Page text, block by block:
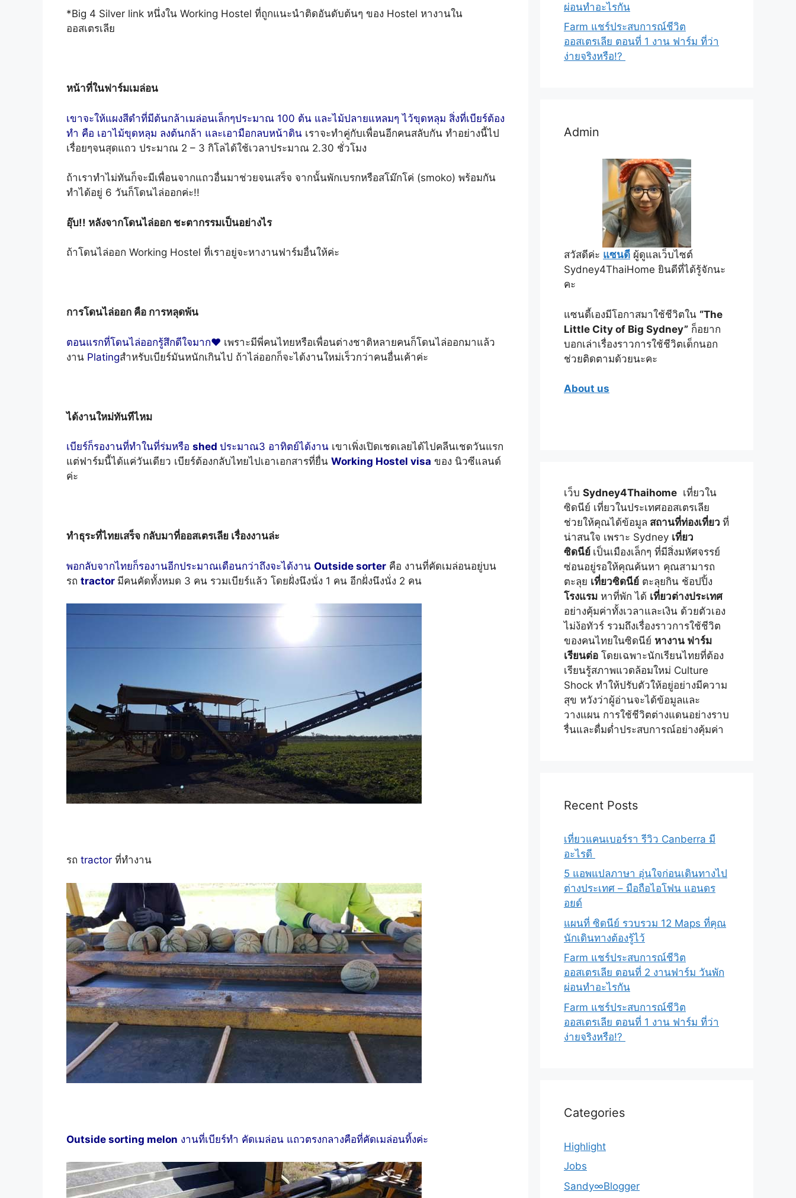
*Big 4 Silver link หนึ่งใน Working Hostel ที่ถูกแนะนำติดอันดับต้นๆ ของ Hostel หางานใน
ออสเตรเลีย
หน้าที่ในฟาร์มเมล่อน
เขาจะให้แผงสีดำที่มีต้นกล้าเมล่อนเล็กๆประมาณ 100 ต้น และไม้ปลายแหลมๆ ไว้ขุดหลุม สิ่งที่เบียร์ต้อง
ทำ คือ เอาไม้ขุดหลุม ลงต้นกล้า และเอามือกลบหน้าดิน เราจะทำคู่กับเพื่อนอีกคนสลับกัน ทำอย่างนี้ไป
เรื่อยๆจนสุดแถว ประมาณ 2 – 3 กิโลได้ใช้เวลาประมาณ 2.30 ชั่วโมง
ถ้าเราทำไม่ทันก็จะมีเพื่อนจากแถวอื่นมาช่วยจนเสร็จ จากนั้นพักเบรกหรือสโม๊กโค่ (smoko) พร้อมกัน
ทำได้อยู่ 6 วันก็โดนไล่ออกค่ะ!!
อุ๊บ!! หลังจากโดนไล่ออก ชะตากรรมเป็นอย่างไร
ถ้าโดนไล่ออก Working Hostel ที่เราอยู่จะหางานฟาร์มอื่นให้ค่ะ
การโดนไล่ออก คือ การหลุดพ้น
ตอนแรกที่โดนไล่ออกรู้สึกดีใจมาก♥ เพราะมีพี่คนไทยหรือเพื่อนต่างชาติหลายคนก็โดนไล่ออกมาแล้ว
งาน Platingสำหรับเบียร์มันหนักเกินไป ถ้าไล่ออกก็จะได้งานใหม่เร็วกว่าคนอื่นเค้าค่ะ
ได้งานใหม่ทันทีไหม
เบียร์ก็รองานที่ทำในที่ร่มหรือ shed ประมาณ3 อาทิตย์ได้งาน เขาเพิ่งเปิดเชดเลยได้ไปคลีนเชดวันแรก
แต่ฟาร์มนี้ได้แค่วันเดียว เบียร์ต้องกลับไทยไปเอาเอกสารที่ยื่น Working Hostel visa ของ นิวซีแลนด์
ค่ะ
ทำธุระที่ไทยเสร็จ กลับมาที่ออสเตรเลีย เรื่องงานล่ะ
พอกลับจากไทยก็รองานอีกประมาณเดือนกว่าถึงจะได้งาน Outside sorter คือ งานที่คัดเมล่อนอยู่บน
รถ tractor มีคนคัดทั้งหมด 3 คน รวมเบียร์แล้ว โดยฝั่งนึงนั่ง 1 คน อีกฝั่งนึงนั่ง 2 คน
รถ tractor ที่ทำงาน
Outside sorting melon งานที่เบียร์ทำ คัดเมล่อน แถวตรงกลางคือที่คัดเมล่อนทิ้งค่ะ
ผ่อนทำอะไรกัน
Farm แชร์ประสบการณ์ชีวิต
ออสเตรเลีย ตอนที่ 1 งาน ฟาร์ม ที่ว่า
ง่ายจริงหรือ!?
Admin
สวัสดีค่ะ แซนดี ผู้ดูแลเว็บไซต์
Sydney4ThaiHome ยินดีที่ได้รู้จักนะ
คะ
แซนดี้เองมีโอกาสมาใช้ชีวิตใน “The
Little City of Big Sydney” ก็อยาก
บอกเล่าเรื่องราวการใช้ชีวิตเด็กนอก
ช่วยติดตามด้วยนะคะ
About us
เว็บ Sydney4Thaihome เที่ยวใน
ซิดนีย์ เที่ยวในประเทศออสเตรเลีย
ช่วยให้คุณได้ข้อมูล สถานที่ท่องเที่ยว ที่
น่าสนใจ เพราะ Sydney เที่ยว
ซิดนีย์ เป็นเมืองเล็กๆ ที่มีสิ่งมหัศจรรย์
ซ่อนอยู่รอให้คุณค้นหา คุณสามารถ
ตะลุย เที่ยวซิดนีย์ ตะลุยกิน ช้อปปิ้ง
โรงแรม หาที่พัก ได้ เที่ยวต่างประเทศ
อย่างคุ้มค่าทั้งเวลาและเงิน ด้วยตัวเอง
ไม่ง้อทัวร์ รวมถึงเรื่องราวการใช้ชีวิต
ของคนไทยในซิดนีย์ หางาน ฟาร์ม
เรียนต่อ โดยเฉพาะนักเรียนไทยที่ต้อง
เรียนรู้สภาพแวดล้อมใหม่ Culture
Shock ทำให้ปรับตัวให้อยู่อย่างมีความ
สุข หวังว่าผู้อ่านจะได้ข้อมูลและ
วางแผน การใช้ชีวิตต่างแดนอย่างราบ
รื่นและดื่มด่ำประสบการณ์อย่างคุ้มค่า
Recent Posts
เที่ยวแคนเบอร์รา รีวิว Canberra มี
อะไรดี
5 แอพแปลภาษา อุ่นใจก่อนเดินทางไป
ต่างประเทศ – มือถือไอโฟน แอนดร
อยด์
แผนที่ ซิดนีย์ รวบรวม 12 Maps ที่คุณ
นักเดินทางต้องรู้ไว้
Farm แชร์ประสบการณ์ชีวิต
ออสเตรเลีย ตอนที่ 2 งานฟาร์ม วันพัก
ผ่อนทำอะไรกัน
Farm แชร์ประสบการณ์ชีวิต
ออสเตรเลีย ตอนที่ 1 งาน ฟาร์ม ที่ว่า
ง่ายจริงหรือ!?
Categories
Highlight
Jobs
Sandy∞Blogger